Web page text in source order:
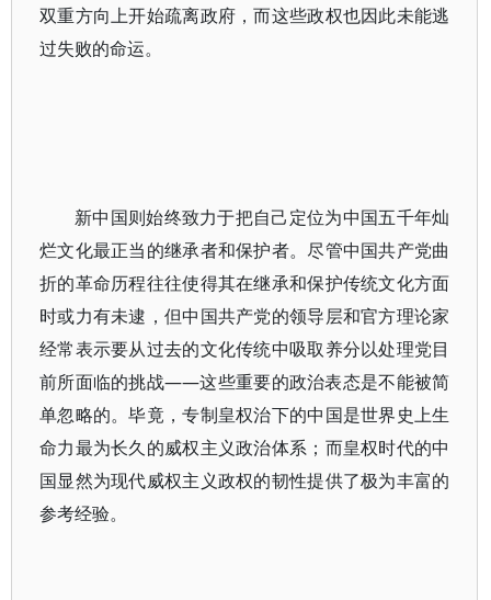
双重方向上开始疏离政府，而这些政权也因此未能逃
过失败的命运。
新中国则始终致力于把自己定位为中国五千年灿
烂文化最正当的继承者和保护者。尽管中国共产党曲
折的革命历程往往使得其在继承和保护传统文化方面
时或力有未逮，但中国共产党的领导层和官方理论家
经常表示要从过去的文化传统中吸取养分以处理党目
前所面临的挑战——这些重要的政治表态是不能被简
单忽略的。毕竟，专制皇权治下的中国是世界史上生
命力最为长久的威权主义政治体系；而皇权时代的中
国显然为现代威权主义政权的韧性提供了极为丰富的
参考经验。